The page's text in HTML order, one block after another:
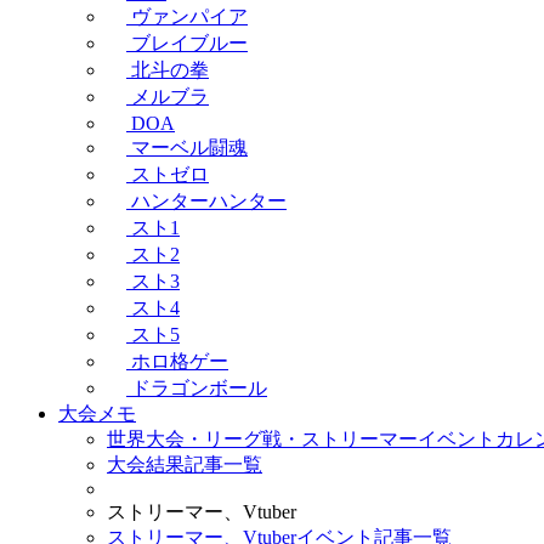
ヴァンパイア
ブレイブルー
北斗の拳
メルブラ
DOA
マーベル闘魂
ストゼロ
ハンターハンター
スト1
スト2
スト3
スト4
スト5
ホロ格ゲー
ドラゴンボール
大会メモ
世界大会・リーグ戦・ストリーマーイベントカレ
大会結果記事一覧
ストリーマー、Vtuber
ストリーマー、Vtuberイベント記事一覧